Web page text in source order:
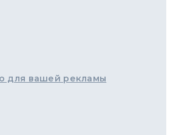
для вашей рекламы